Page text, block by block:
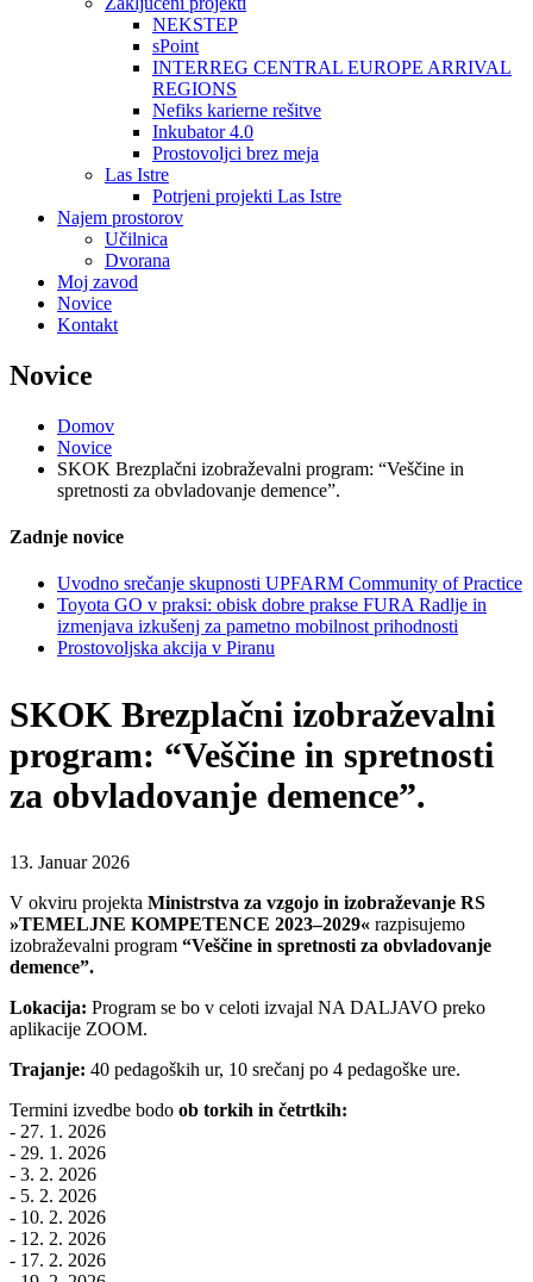
NEKSTEP
sPoint
INTERREG CENTRAL EUROPE ARRIVAL
REGIONS
Nefiks karierne rešitve
Inkubator 4.0
Prostovoljci brez meja
Las Istre
Potrjeni projekti Las Istre
Najem prostorov
Učilnica
Dvorana
Moj zavod
Novice
Kontakt
Novice
Domov
Novice
SKOK Brezplačni izobraževalni program: “Veščine in
spretnosti za obvladovanje demence”.
Zadnje novice
Uvodno srečanje skupnosti UPFARM Community of Practice
Toyota GO v praksi: obisk dobre prakse FURA Radlje in
izmenjava izkušenj za pametno mobilnost prihodnosti
Prostovoljska akcija v Piranu
SKOK Brezplačni izobraževalni
program: “Veščine in spretnosti
za obvladovanje demence”.
13. Januar 2026
V okviru projekta Ministrstva za vzgojo in izobraževanje RS
»TEMELJNE KOMPETENCE 2023–2029« razpisujemo
izobraževalni program “Veščine in spretnosti za obvladovanje
demence”.
Lokacija: Program se bo v celoti izvajal NA DALJAVO preko
aplikacije ZOOM.
Trajanje: 40 pedagoških ur, 10 srečanj po 4 pedagoške ure.
Termini izvedbe bodo ob torkih in četrtkih:
- 27. 1. 2026
- 29. 1. 2026
- 3. 2. 2026
- 5. 2. 2026
- 10. 2. 2026
- 12. 2. 2026
- 17. 2. 2026